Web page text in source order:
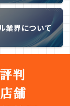
業界について